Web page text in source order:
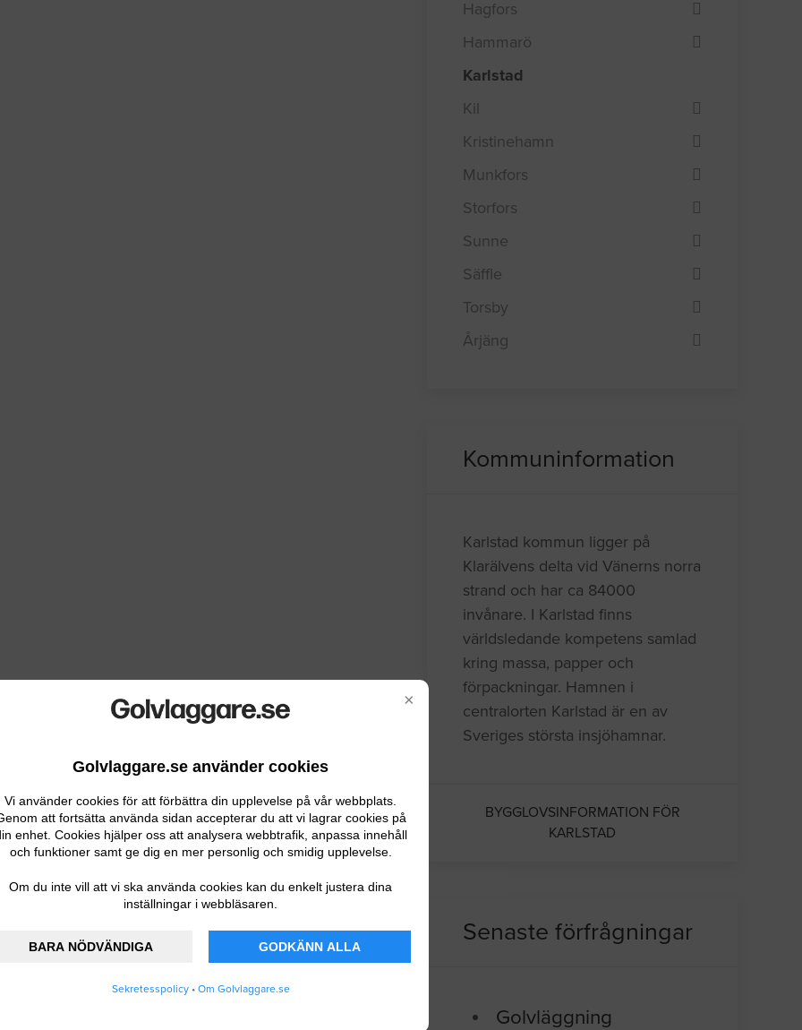
×
Golvlaggare.se använder cookies
Vi använder cookies för att förbättra din upplevelse på vår webbplats.
att fortsätta använda sidan accepterar du att vi lagrar cookies på
enhet. Cookies hjälper oss att analysera webbtrafik, anpassa innehåll
och funktioner samt ge dig en mer personlig och smidig upplevelse.
Om du inte vill att vi ska använda cookies kan du enkelt justera dina
inställningar i webbläsaren.
BARA NÖDVÄNDIGA GODKÄNN ALLA
Sekretesspolicy• Om Golvlaggare.se
Hagfors
Hammarö
Karlstad
Kil
Kristinehamn
Munkfors
Storfors
Sunne
Säffle
Torsby
Årjäng
Kommuninformation
Karlstad kommun ligger på
Klarälvens delta vid Vänerns norra
strand och har ca 84000
invånare. I Karlstad finns
världsledande kompetens samlad
kring massa, papper och
förpackningar. Hamnen i
centralorten Karlstad är en av
Sveriges största insjöhamnar.
BYGGLOVSINFORMATION FÖR
KARLSTAD
Senaste förfrågningar
Golvläggning